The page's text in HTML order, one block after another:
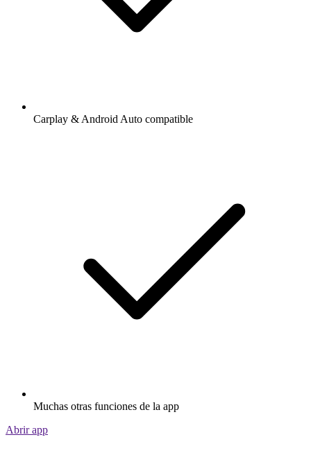
Carplay & Android Auto compatible
Muchas otras funciones de la app
Abrir app